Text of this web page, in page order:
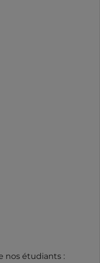
nos étudiants :